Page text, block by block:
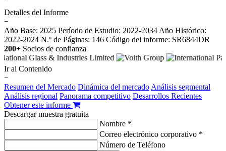
Detalles del Informe
−
Año Base: 2025 Período de Estudio: 2022-2034 Año Histórico:
2022-2024 N.º de Páginas: 146 Código del informe: SR6844DR
200+ Socios de confianza
Ir al Contenido
−
Resumen del Mercado Dinámica del mercado Análisis segmental
Análisis regional Panorama competitivo Desarrollos Recientes
Obtener este informe
Descargar muestra gratuita
Nombre *
Correo electrónico corporativo *
Número de Teléfono